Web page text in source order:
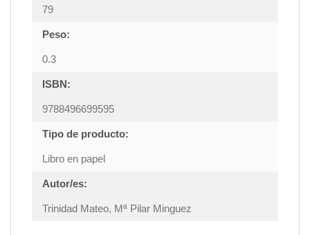
79
Peso:
0.3
ISBN:
9788496699595
Tipo de producto:
Libro en papel
Autor/es:
Trinidad Mateo, Mª Pilar Minguez